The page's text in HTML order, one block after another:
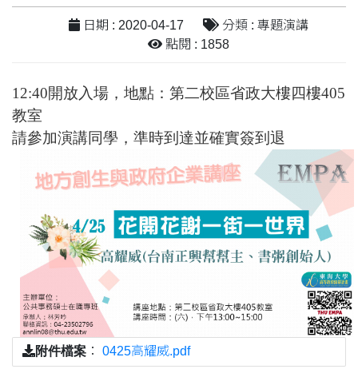
日期 : 2020-04-17
分類 : 專題演講
點閱 : 1858
12:40開放入場，地點：第二校區省政大樓四樓405
教室
請參加演講同學，準時到達並確實簽到退
附件檔案 ： 0425高耀威.pdf